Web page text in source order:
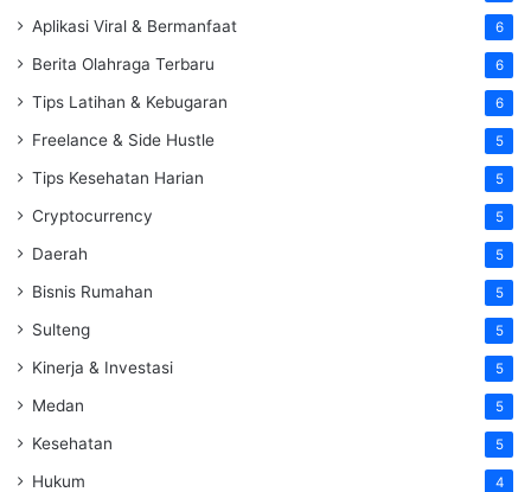
Aplikasi Viral & Bermanfaat 6
Berita Olahraga Terbaru 6
Tips Latihan & Kebugaran 6
Freelance & Side Hustle 5
Tips Kesehatan Harian 5
Cryptocurrency 5
Daerah 5
Bisnis Rumahan 5
Sulteng 5
Kinerja & Investasi 5
Medan 5
Kesehatan 5
Hukum 4